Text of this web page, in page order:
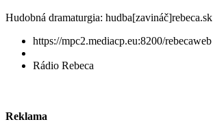
Hudobná dramaturgia: hudba[zavináč]rebeca.sk
https://mpc2.mediacp.eu:8200/rebecaweb
Rádio Rebeca
Reklama